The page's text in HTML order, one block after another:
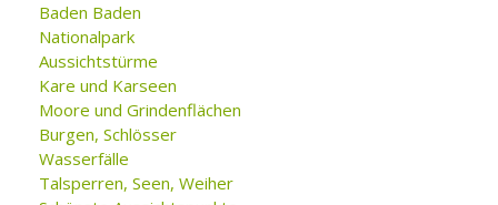
Baden Baden
Nationalpark
Aussichtstürme
Kare und Karseen
Moore und Grindenflächen
Burgen, Schlösser
Wasserfälle
Talsperren, Seen, Weiher